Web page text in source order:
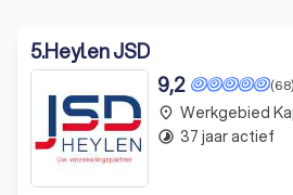
5.Heylen JSD
(68)
9,2
place
timelapse 37 jaar actief